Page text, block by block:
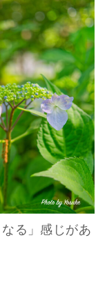
る」感じがあ